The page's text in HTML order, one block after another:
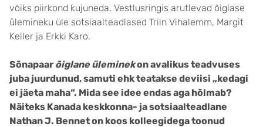
võiks piirkond kujuneda. Vestlusringis arutlevad õiglase
ülemineku üle sotsiaalteadlased Triin Vihalemm, Margit
Keller ja Erkki Karo.
Sõnapaar õiglane üleminekon avalikus teadvuses
juba juurdunud, samuti ehk teatakse deviisi „kedagi
ei jäeta maha“. Mida see idee endas aga hõlmab?
Näiteks Kanada keskkonna- ja sotsiaalteadlane
Nathan J. Bennet on koos kolleegidega toonud